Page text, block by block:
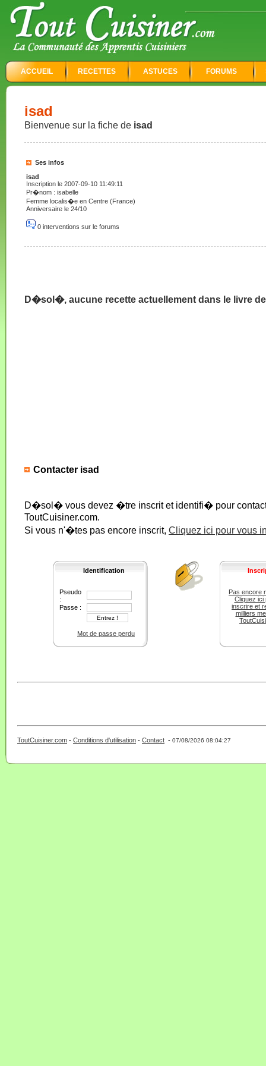
ACCUEIL RECETTES ASTUCES FORUMS
isad
Bienvenue sur la fiche de isad
Ses infos
isad
Inscription le 2007-09-10 11:49:11
Pr�nom : isabelle
Femme localis�e en Centre (France)
Anniversaire le 24/10
0 interventions sur le forums
D�sol�, aucune recette actuellement dans le livre
Contacter isad
D�sol� vous devez �tre inscrit et identifi� pour
ToutCuisiner.com.
Si vous n'�tes pas encore inscrit, Cliquez ici pour vous
Identification
Pseudo
:
Passe :
Mot de passe perdu
Pas encore
Cliquez ici
inscrire et
milliers
ToutCuisiner.com - Conditions d'utilisation - Contact - 07/08/2026 08:04:27